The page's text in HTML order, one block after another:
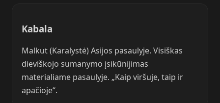
Kabala
Malkut (Karalystė) Asijos pasaulyje. Visiškas
dieviškojo sumanymo įsikūnijimas
materialiame pasaulyje. „Kaip viršuje, taip ir
apačioje“.